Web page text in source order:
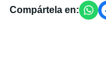
Compártela en: